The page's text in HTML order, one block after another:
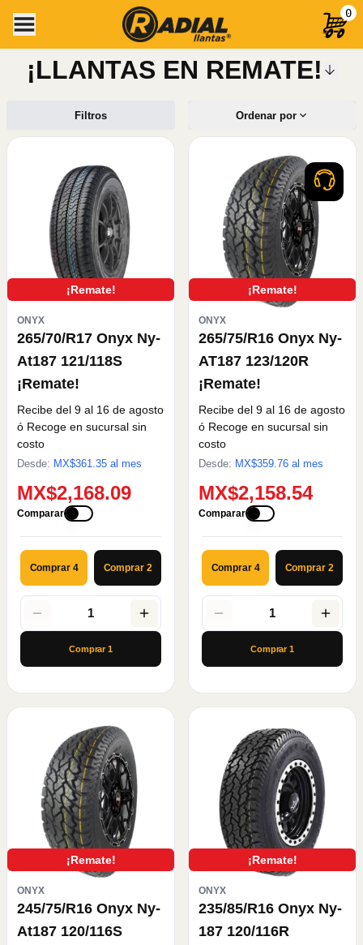
0
¡LLANTAS EN REMATE!
Filtros Ordenar por
¡Remate!
ONYX
265/70/R17 Onyx Ny-
At187 121/118S
¡Remate!
Recibe del 9 al 16 de agosto
ó Recoge en sucursal sin
costo
Desde: MX$361.35 al mes
MX$2,168.09
Comparar
Comprar 4 Comprar 2
1
Comprar1
¡Remate!
ONYX
265/75/R16 Onyx Ny-
AT187 123/120R
¡Remate!
Recibe del 9 al 16 de agosto
ó Recoge en sucursal sin
costo
Desde: MX$359.76 al mes
MX$2,158.54
Comparar
Comprar 4 Comprar 2
1
Comprar1
¡Remate!
ONYX
245/75/R16 Onyx Ny-
At187 120/116S
¡Remate!
ONYX
235/85/R16 Onyx Ny-
187 120/116R